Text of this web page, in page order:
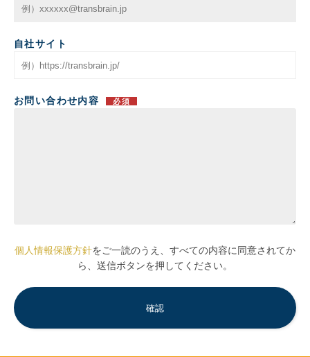
自社サイト
お問い合わせ内容 必須
個人情報保護方針をご一読のうえ、すべての内容に同意されてか
ら、送信ボタンを押してください。